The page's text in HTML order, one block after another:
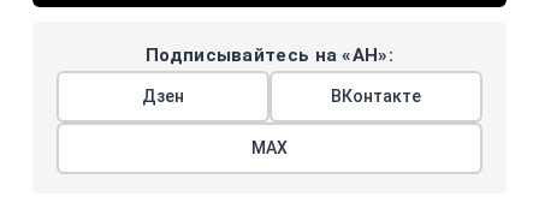
Подписывайтесь на «АН»:
Дзен ВКонтакте
МАХ